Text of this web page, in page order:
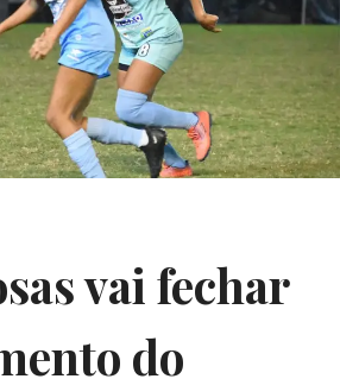
vai fechar
do